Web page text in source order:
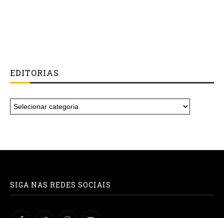
EDITORIAS
SIGA NAS REDES SOCIAIS